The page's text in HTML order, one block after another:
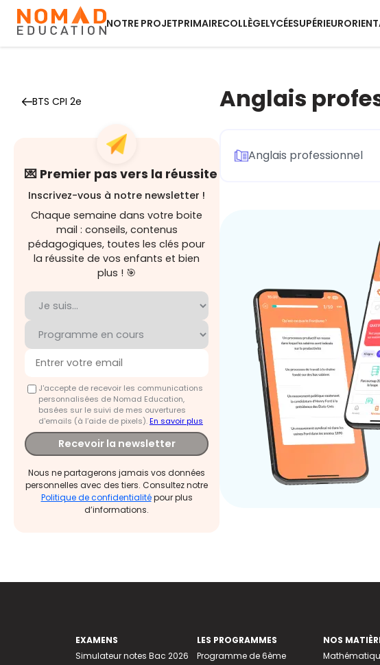
NOTRE PROJETPRIMAIRECOLLÈGELYCÉESUPÉRIEUR
BTS CPI 2e
💌 Premier pas vers la réussite
Inscrivez-vous à notre newsletter !
Chaque semaine dans votre boite
mail : conseils, contenus
pédagogiques, toutes les clés pour
la réussite de vos enfants et bien
plus ! 🎯
J'accepte de recevoir les communications
personnalisées de Nomad Education,
basées sur le suivi de mes ouvertures
d'emails (à l’aide de pixels).En savoir plus
Recevoir la newsletter
Nous ne partagerons jamais vos données
personnelles avec des tiers. Consultez notre
Politique de confidentialitépour plus
d’informations.
Anglais
Anglais professionnel
EXAMENS
Simulateur notes Bac 2026
LES PROGRAMMES
Programme de 6ème
NOS